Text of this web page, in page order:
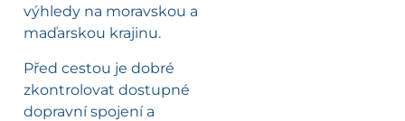
výhledy na moravskou a
maďarskou krajinu.
Před cestou je dobré
zkontrolovat dostupné
dopravní spojení a